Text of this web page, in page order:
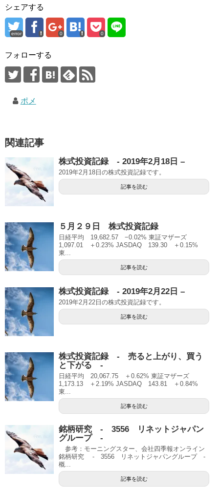
シェアする
error 0 0
フォローする
ポメ
関連記事
株式投資記録 - 2019年2月18日 –
2019年2月18日の株式投資記録です。
記事を読む
５月２９日 株式投資記録
日経平均 19,682.57 −0.02% 東証マザーズ
1,097.01 ＋0.23% JASDAQ 139.30 ＋0.15%
東...
記事を読む
株式投資記録 - 2019年2月22日 –
2019年2月22日の株式投資記録です。
記事を読む
株式投資記録 - 売ると上がり、買う
と下がる -
日経平均 20,067.75 ＋0.62% 東証マザーズ
1,173.13 ＋2.19% JASDAQ 143.81 ＋0.84%
東...
記事を読む
銘柄研究 - 3556 リネットジャパン
グループ -
参考：モーニングスター、会社四季報オンライン
銘柄研究 - 3556 リネットジャパングループ -
概...
記事を読む